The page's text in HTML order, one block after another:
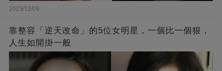
2023/12/09
靠整容「逆天改命」的5位女明星，一個比一個狠，
人生如開掛一般